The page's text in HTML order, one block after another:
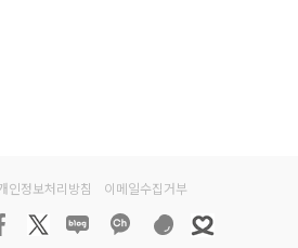
인정보처리방침 이메일수집거부